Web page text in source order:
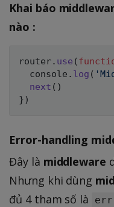
Khai báo
nào :
router. use (
  console
. log (
next ( )
} )
Error-handling
Đây là middleware
Nhưng khi dùng
đủ 4 tham số là